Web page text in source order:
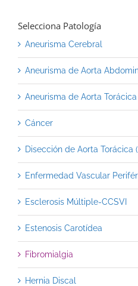
Selecciona Patología
Aneurisma Cerebral
Aneurisma de Aorta
Aneurisma de Aorta Torácica
Cáncer
Disección de Aorta Torácica
Enfermedad Vascular
Esclerosis Múltiple-CCSVI
Estenosis Carotídea
Fibromialgia
Hernia Discal